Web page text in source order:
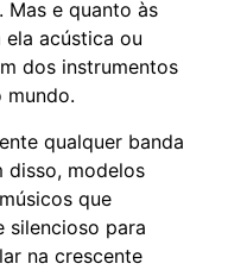
Mas e quanto às
ela acústica ou
dos instrumentos
mundo.
qualquer banda
disso, modelos
que
silencioso para
na crescente